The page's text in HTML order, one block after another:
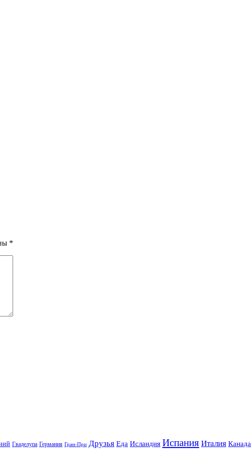
*
Гваделупа Германия Гран-При Друзья Еда Исландия Испания Италия Канада